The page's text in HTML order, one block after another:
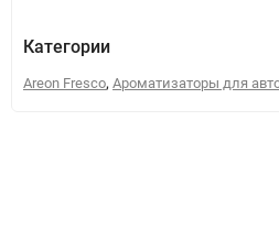
Категории
Areon Fresco, Ароматизаторы для